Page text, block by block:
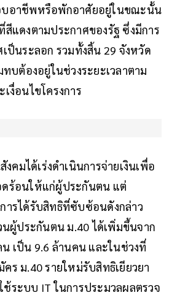
อาชีพหรือพักอาศัยอยู่ในขณะนั้น
แดงตามประกาศของรัฐ ซึ่งมีการ
ป็นระลอก รวมทั้งสิ้น 29 จังหวัด
ทบต้องอยู่ในช่วงระยะเวลาตาม
งื่อนไขโครงการ
คมได้เร่งดำเนินการจ่ายเงินเพื่อ
ดร้อนให้แก่ผู้ประกันตน แต่
การได้รับสิทธิที่ซับซ้อนดังกล่าว
ผู้ประกันตน ม.40 ได้เพิ่มขึ้นจาก
เป็น 9.6 ล้านคน และในช่วงที่
ร ม.40 รายใหม่รับสิทธิเยียวยา
ช้ระบบ IT ในการประมวลผลตรวจ